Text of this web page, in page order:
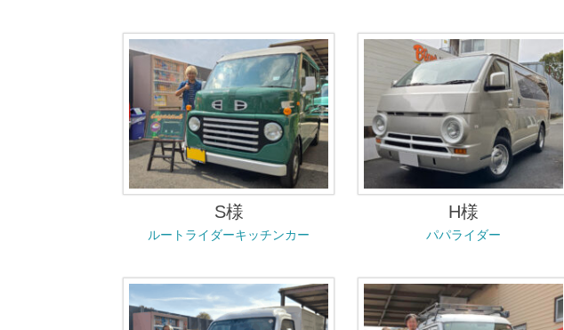
S様
ルートライダーキッチンカー
H様
パパライダー